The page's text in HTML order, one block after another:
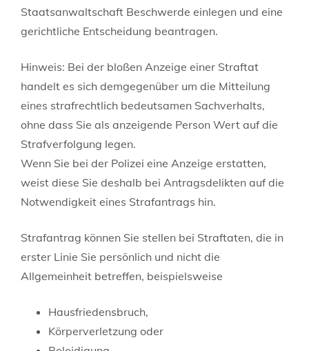
Staatsanwaltschaft Beschwerde einlegen und eine
gerichtliche Entscheidung beantragen.
Hinweis: Bei der bloßen Anzeige einer Straftat
handelt es sich demgegenüber um die Mitteilung
eines strafrechtlich bedeutsamen Sachverhalts,
ohne dass Sie als anzeigende Person Wert auf die
Strafverfolgung legen.
Wenn Sie bei der Polizei eine Anzeige erstatten,
weist diese Sie deshalb bei Antragsdelikten auf die
Notwendigkeit eines Strafantrags hin.
Strafantrag können Sie stellen bei Straftaten, die in
erster Linie Sie persönlich und nicht die
Allgemeinheit betreffen, beispielsweise
Hausfriedensbruch,
Körperverletzung oder